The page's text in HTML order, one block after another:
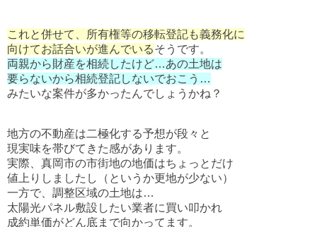
これと併せて、所有権等の移転登記も義務化に
向けてお話合いが進んでいるそうです。
両親から財産を相続したけど…あの土地は
要らないから相続登記しないでおこう…
みたいな案件が多かったんでしょうかね？
地方の不動産は二極化する予想が段々と
現実味を帯びてきた感があります。
実際、真岡市の市街地の地価はちょっとだけ
値上りしましたし（というか更地が少ない）
一方で、調整区域の土地は…
太陽光パネル敷設したい業者に買い叩かれ
成約単価がどん底まで向かってます。